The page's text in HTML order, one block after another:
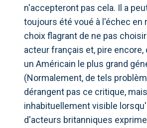
n'accepteront pas cela. Il a
toujours été voué à l'échec en
choix flagrant de ne pas choisir
acteur français et, pire encore,
un Américain le plus grand
(Normalement, de tels
dérangent pas ce critique,
inhabituellement visible
d'acteurs britanniques